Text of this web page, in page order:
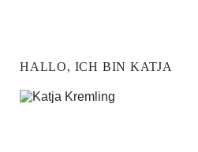
HALLO, ICH BIN KATJA